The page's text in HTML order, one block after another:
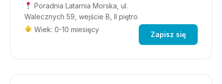
Poradnia Latarnia Morska, ul.
Walecznych 59, wejście B, II piętro
Wiek: 0-10 miesięcy
Zapisz się